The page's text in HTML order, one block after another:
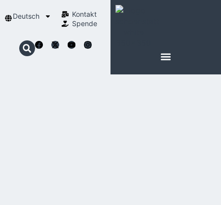
Deutsch
Kontakt
Spende